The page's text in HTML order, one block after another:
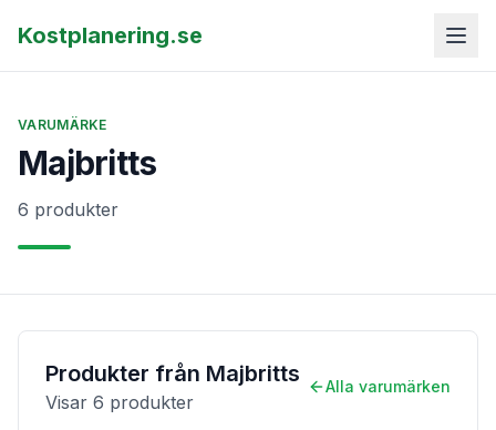
Kostplanering.se
VARUMÄRKE
Majbritts
6 produkter
Produkter från Majbritts
Visar 6 produkter
Alla varumärken